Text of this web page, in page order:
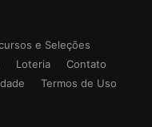
e Seleções
Loteria
Contato
Termos de Uso